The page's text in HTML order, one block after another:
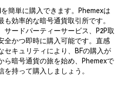
簡単に購入できます。Phemexは
効率的な暗号通貨取引所です。
ードパーティーサービス、P2P取
全かつ即時に購入可能です。直感
セキュリティにより、BFの購入が
ら暗号通貨の旅を始め、Phemexで
持って購入しましょう。